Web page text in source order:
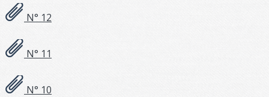
N° 12
N° 11
N° 10